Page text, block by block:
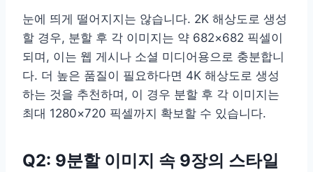
눈에 띄게 떨어지지는 않습니다. 2K 해상도로 생성
할 경우, 분할 후 각 이미지는 약 682×682 픽셀이
되며, 이는 웹 게시나 소셜 미디어용으로 충분합니
다. 더 높은 품질이 필요하다면 4K 해상도로 생성
하는 것을 추천하며, 이 경우 분할 후 각 이미지는
최대 1280×720 픽셀까지 확보할 수 있습니다.
Q2: 9분할 이미지 속 9장의 스타일